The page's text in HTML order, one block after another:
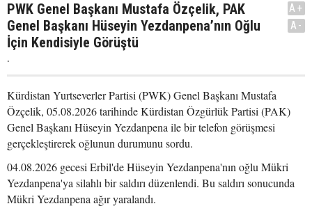
PWK Genel Başkanı Mustafa Özçelik, PAK
Genel Başkanı Hüseyin Yezdanpena’nın Oğlu
İçin Kendisiyle Görüştü
.
A+
A-
Kürdistan Yurtseverler Partisi (PWK) Genel Başkanı Mustafa
Özçelik, 05.08.2026 tarihinde Kürdistan Özgürlük Partisi (PAK)
Genel Başkanı Hüseyin Yezdanpena ile bir telefon görüşmesi
gerçekleştirerek oğlunun durumunu sordu.
04.08.2026 gecesi Erbil'de Hüseyin Yezdanpena'nın oğlu Mükri
Yezdanpena'ya silahlı bir saldırı düzenlendi. Bu saldırı sonucunda
Mükri Yezdanpena ağır yaralandı.